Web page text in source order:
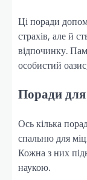
Ці поради
страхів, але й
відпочинку.
особистий
Поради
Ось кілька
спальню для
Кожна з них
наукою.